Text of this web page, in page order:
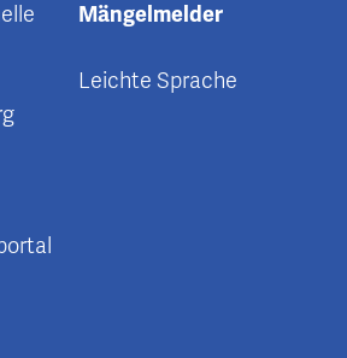
Mängelmelder
Leichte Sprache